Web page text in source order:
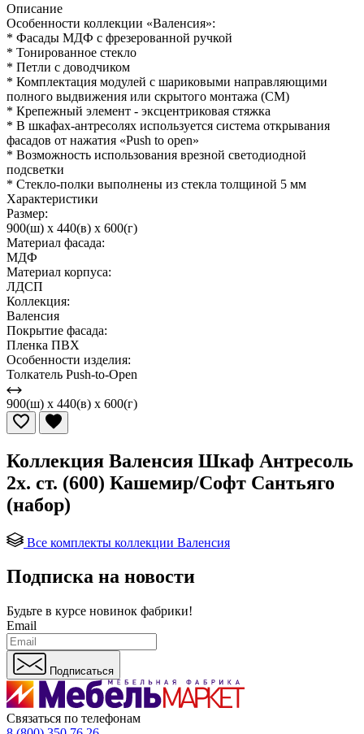
Описание
Особенности коллекции «Валенсия»:
* Фасады МДФ с фрезерованной ручкой
* Тонированное стекло
* Петли с доводчиком
* Комплектация модулей с шариковыми направляющими
полного выдвижения или скрытого монтажа (СМ)
* Крепежный элемент - эксцентриковая стяжка
* В шкафах-антресолях используется система открывания
фасадов от нажатия «Push to open»
* Возможность использования врезной светодиодной
подсветки
* Стекло-полки выполнены из стекла толщиной 5 мм
Характеристики
Размер:
900(ш) x 440(в) x 600(г)
Материал фасада:
МДФ
Материал корпуса:
ЛДСП
Коллекция:
Валенсия
Покрытие фасада:
Пленка ПВХ
Особенности изделия:
Толкатель Push-to-Open
900(ш) x 440(в) x 600(г)
Коллекция Валенсия Шкаф Антресоль
2х. ст. (600) Кашемир/Софт Сантьяго
(набор)
Все комплекты коллекции Валенсия
Подписка на новости
Будьте в курсе новинок фабрики!
Email
Подписаться
Связаться по телефонам